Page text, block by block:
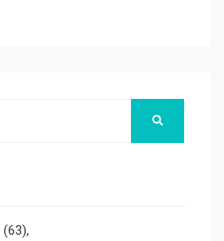
(63)